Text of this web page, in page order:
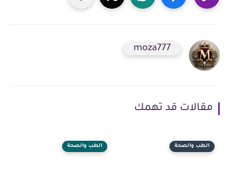
moza777
مقالات قد تهمك
الطب والصحة الطب والصحة